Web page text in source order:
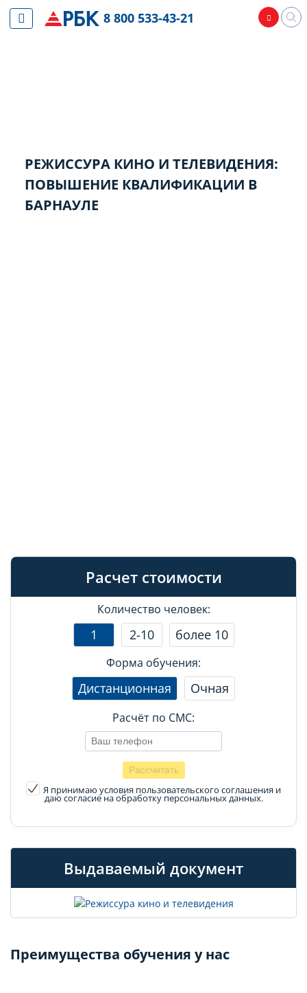
РЕЖИССУРА КИНО И ТЕЛЕВИДЕНИЯ:
ПОВЫШЕНИЕ КВАЛИФИКАЦИИ В
БАРНАУЛЕ
Расчет стоимости
Количество человек:
1 2-10 более 10
Форма обучения:
Дистанционная Очная
Расчёт по СМС:
Я принимаю условия пользовательского соглашения и
даю согласие на обработку персональных данных.
Выдаваемый документ
Преимущества обучения у нас
8 800 533-43-21